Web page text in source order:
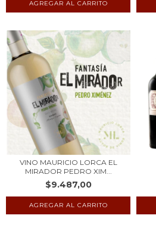
VINO MAURICIO LORCA EL
MIRADOR PEDRO XIM...
$9.487,00